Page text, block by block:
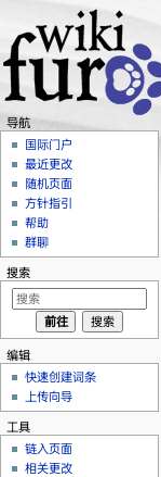
导航
国际门户
最近更改
随机页面
方针指引
帮助
群聊
搜索
编辑
快速创建词条
上传向导
工具
链入页面
相关更改